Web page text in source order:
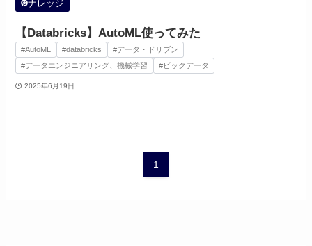
ナレッジ
【Databricks】AutoML使ってみた
#AutoML #databricks
#データ・ドリブン
#データエンジニアリング、機械学習
#ビックデータ
2025年6月19日
1